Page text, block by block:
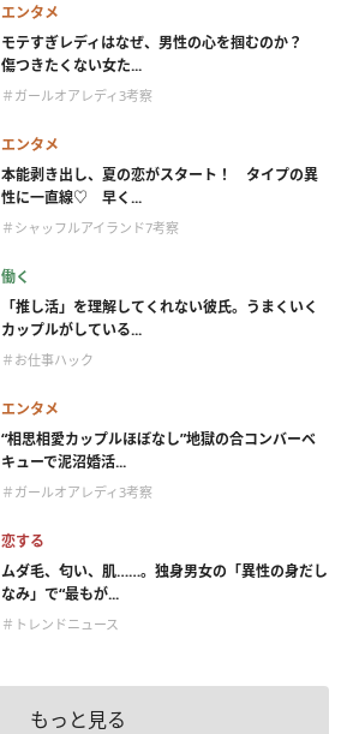
エンタメ
モテすぎレディはなぜ、男性の心を掴むのか？
傷つきたくない女た...
＃ガールオアレディ3考察
エンタメ
本能剥き出し、夏の恋がスタート！ タイプの異
性に一直線♡ 早く...
＃シャッフルアイランド7考察
働く
「推し活」を理解してくれない彼氏。うまくいく
カップルがしている...
＃お仕事ハック
エンタメ
“相思相愛カップルほぼなし”地獄の合コンバーベ
キューで泥沼婚活...
＃ガールオアレディ3考察
恋する
ムダ毛、匂い、肌……。独身男女の「異性の身だし
なみ」で“最もが...
＃トレンドニュース
もっと見る